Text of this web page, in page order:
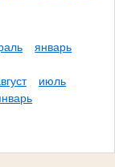
январь
июль